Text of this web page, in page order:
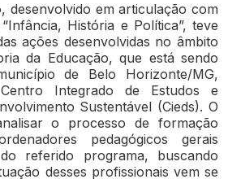
desenvolvido em articulação com
História e Política”, teve
ações desenvolvidas no âmbito
da Educação, que está sendo
de Belo Horizonte/MG,
Integrado de Estudos e
Sustentável (Cieds). O
o processo de formação
pedagógicos gerais
referido programa, buscando
desses profissionais vem se